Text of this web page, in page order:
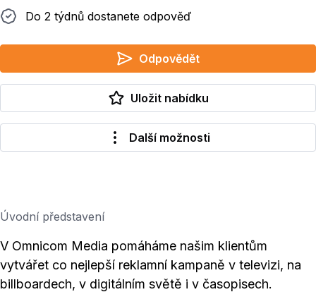
Do 2 týdnů dostanete odpověď
Do 2 týdnů dostanete odpověď
Odpovědět
Uložit nabídku
Další možnosti
Úvodní představení
V Omnicom Media pomáháme našim klientům
vytvářet co nejlepší reklamní kampaně v televizi, na
billboardech, v digitálním světě i v časopisech.